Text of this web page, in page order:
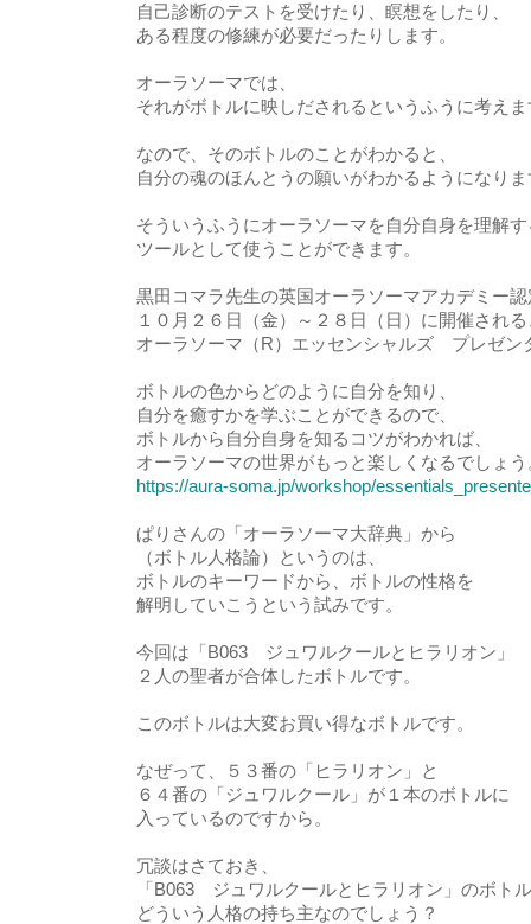
自己診断のテストを受けたり、瞑想をしたり、
ある程度の修練が必要だったりします。
オーラソーマでは、
それがボトルに映しだされるというふうに考え
なので、そのボトルのことがわかると、
自分の魂のほんとうの願いがわかるようになり
そういうふうにオーラソーマを自分自身を理解す
ツールとして使うことができます。
黒田コマラ先生の英国オーラソーマアカデミー
１０月２６日（金）～２８日（日）に開催される
オーラソーマ（R）エッセンシャルズ プレゼン
ボトルの色からどのように自分を知り、
自分を癒すかを学ぶことができるので、
ボトルから自分自身を知るコツがわかれば、
オーラソーマの世界がもっと楽しくなるでしょう
https://aura-soma.jp/workshop/
ぱりさんの「オーラソーマ大辞典」から
（ボトル人格論）というのは、
ボトルのキーワードから、ボトルの性格を
解明していこうという試みです。
今回は「B063 ジュワルクールとヒラリオン」
２人の聖者が合体したボトルです。
このボトルは大変お買い得なボトルです。
なぜって、５３番の「ヒラリオン」と
６４番の「ジュワルクール」が１本のボトルに
入っているのですから。
冗談はさておき、
「B063 ジュワルクールとヒラリオン」のボト
どういう人格の持ち主なのでしょう？